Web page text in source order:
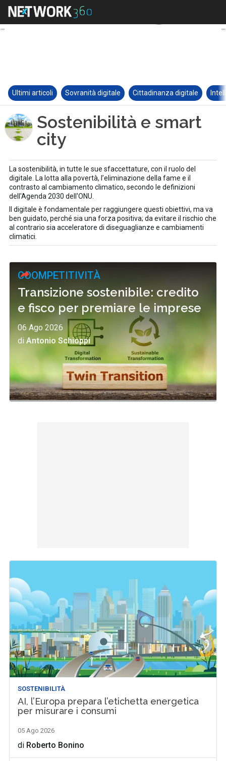
Ultimi articoli Sovranità digitale Cittadinanza digitale
Sostenibilità e smart
city
La sostenibilità, in tutte le sue sfaccettature, con il ruolo del
digitale. La lotta alla povertà, l’eliminazione della fame e il
contrasto al cambiamento climatico, secondo le definizioni
dell'Agenda 2030 dell'ONU.
Il digitale è fondamentale per raggiungere questi obiettivi, ma va
ben guidato, perché sia una forza positiva; da evitare il rischio che
al contrario sia acceleratore di diseguaglianze e cambiamenti
climatici.
COOMPETITIVITÀ
Transizione sostenibile: credito
e fisco per premiare le imprese
06 Ago 2026
diAntonio Schioppi
SOSTENIBILITÀ
AI, l’Europa prepara l’etichetta energetica
per misurare i consumi
05 Ago 2026
di Roberto Bonino